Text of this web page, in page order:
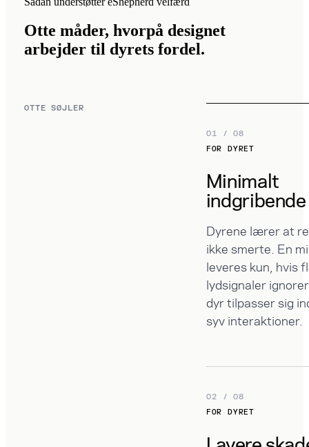
Otte måder, hvorpå designet
arbejder til dyrets fordel.
OTTE SØJLER
01 / 08
FOR DYRET
Minimalt
Dyrene lærer at
ikke smerte. En
leveres kun, hvis
lydsignaler
dyr tilpasser sig
syv interaktioner.
02 / 08
FOR DYRET